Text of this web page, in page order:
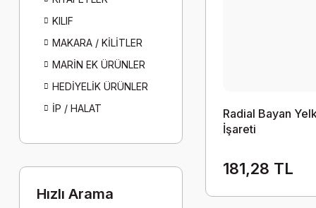
KILIF
MAKARA / KİLİTLER
MARİN EK ÜRÜNLER
HEDİYELİK ÜRÜNLER
İP / HALAT
Hızlı Arama
Radial Bayan
İşareti
181,28 TL